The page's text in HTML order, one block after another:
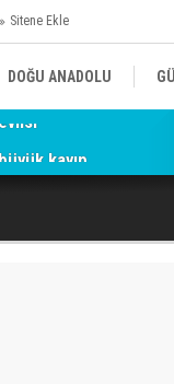
Sitene Ekle
DOĞU ANADOLU